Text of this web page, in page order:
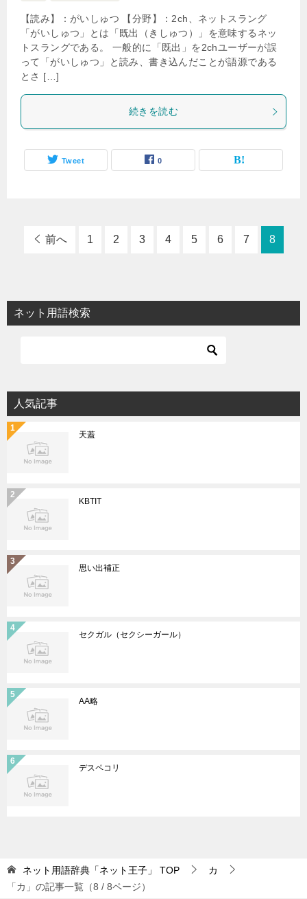
【読み】：がいしゅつ 【分野】：2ch、ネットスラング
「がいしゅつ」とは「既出（きしゅつ）」を意味するネッ
トスラングである。 一般的に「既出」を2chユーザーが誤
って「がいしゅつ」と読み、書き込んだことが語源である
とさ […]
続きを読む
Tweet 0
前へ 1 2 3 4 5 6 7 8
ネット用語検索
人気記事
天蓋
KBTIT
思い出補正
セクガル（セクシーガール）
AA略
デスペコリ
ネット用語辞典「ネット王子」 TOP
カ
「カ」の記事一覧（8 / 8ページ）